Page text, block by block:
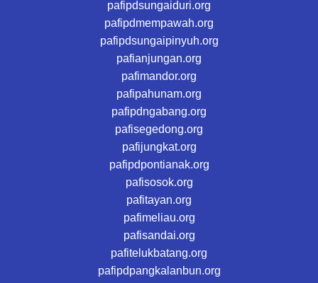
pafipdsungaiduri.org
pafipdmempawah.org
pafipdsungaipinyuh.org
pafianjungan.org
pafimandor.org
pafipahunam.org
pafipdngabang.org
pafisegedong.org
pafijungkat.org
pafipdpontianak.org
pafisosok.org
pafitayan.org
pafimeliau.org
pafisandai.org
pafitelukbatang.org
pafipdpangkalanbun.org